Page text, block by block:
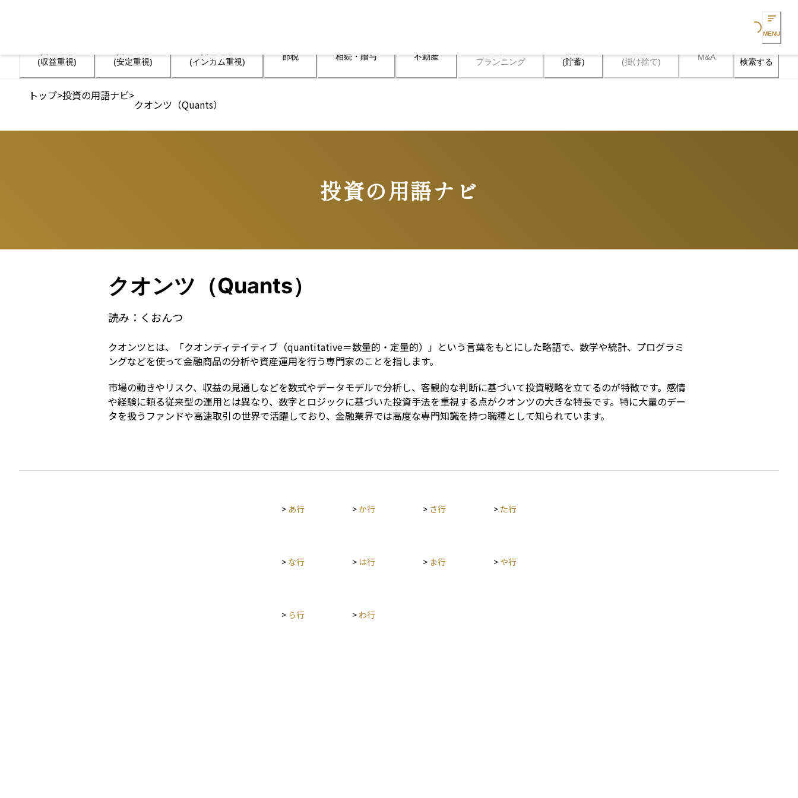
Loading...
MENU
(収益重視)
(安定重視)
(インカム重視)
節税 相続・贈与 不動産
プランニング
(貯蓄)
(掛け捨て)
M&A 検索する
トップ>投資の用語ナビ>
クオンツ（Quants）
投資の用語ナビ
Terms
クオンツ（Quants）
読み： くおんつ
クオンツとは、「クオンティテイティブ（quantitative＝数量的・定量的）」という言葉をもとにした略語で、数学や統計、プログラミ
ングなどを使って金融商品の分析や資産運用を行う専門家のことを指します。
市場の動きやリスク、収益の見通しなどを数式やデータモデルで分析し、客観的な判断に基づいて投資戦略を立てるのが特徴です。感情
や経験に頼る従来型の運用とは異なり、数字とロジックに基づいた投資手法を重視する点がクオンツの大きな特長です。特に大量のデー
タを扱うファンドや高速取引の世界で活躍しており、金融業界では高度な専門知識を持つ職種として知られています。
> あ行 >か行 > さ行 > た行
> な行 > は行 > ま行 > や行
> ら行 > わ行